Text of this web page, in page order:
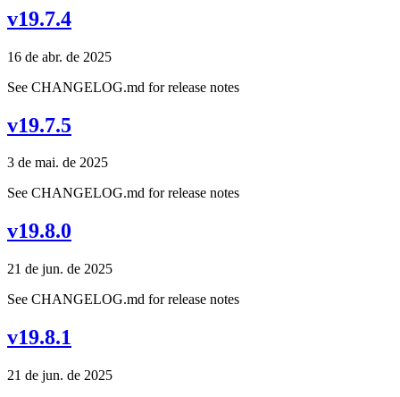
v19.7.4
16 de abr. de 2025
See CHANGELOG.md for release notes
v19.7.5
3 de mai. de 2025
See CHANGELOG.md for release notes
v19.8.0
21 de jun. de 2025
See CHANGELOG.md for release notes
v19.8.1
21 de jun. de 2025